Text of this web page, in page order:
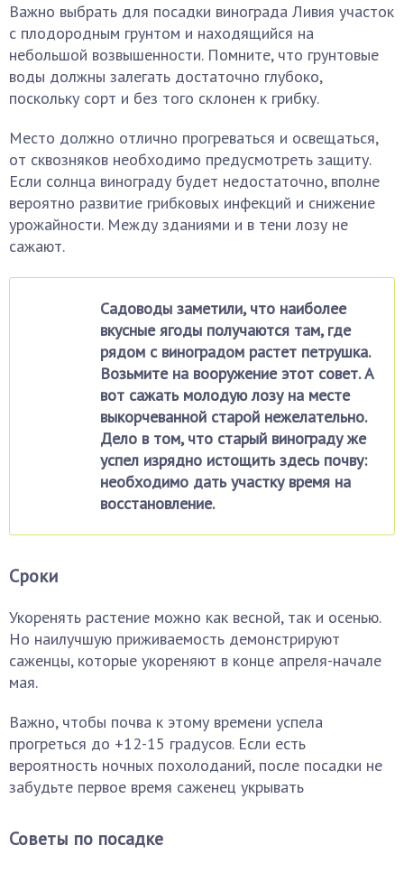
Важно выбрать для посадки винограда Ливия участок
с плодородным грунтом и находящийся на
небольшой возвышенности. Помните, что грунтовые
воды должны залегать достаточно глубоко,
поскольку сорт и без того склонен к грибку.
Место должно отлично прогреваться и освещаться,
от сквозняков необходимо предусмотреть защиту.
Если солнца винограду будет недостаточно, вполне
вероятно развитие грибковых инфекций и снижение
урожайности. Между зданиями и в тени лозу не
сажают.
Садоводы заметили, что наиболее
вкусные ягоды получаются там, где
рядом с виноградом растет петрушка.
Возьмите на вооружение этот совет. А
вот сажать молодую лозу на месте
выкорчеванной старой нежелательно.
Дело в том, что старый винограду же
успел изрядно истощить здесь почву:
необходимо дать участку время на
восстановление.
Сроки
Укоренять растение можно как весной, так и осенью.
Но наилучшую приживаемость демонстрируют
саженцы, которые укореняют в конце апреля-начале
мая.
Важно, чтобы почва к этому времени успела
прогреться до +12-15 градусов. Если есть
вероятность ночных похолоданий, после посадки не
забудьте первое время саженец укрывать
Советы по посадке